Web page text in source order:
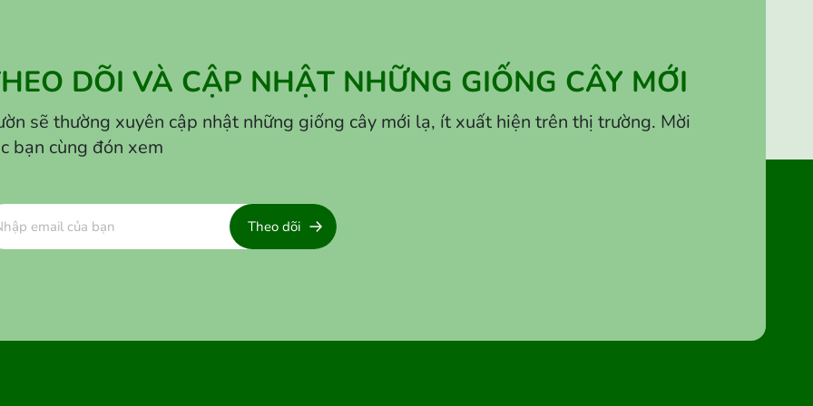
DÕI VÀ CẬP NHẬT NHỮNG GIỐNG CÂY MỚI
sẽ thường xuyên cập nhật những giống cây mới lạ, ít xuất hiện trên thị trường. Mời
bạn cùng đón xem
Theo dõi